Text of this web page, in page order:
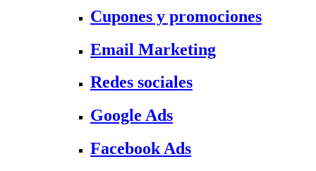
Cupones y promociones
Email Marketing
Redes sociales
Google Ads
Facebook Ads